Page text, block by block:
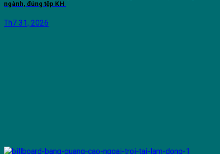
ngành, đúng tệp KH
Th7 31, 2026